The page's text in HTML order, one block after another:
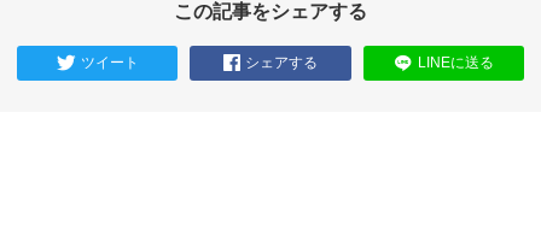
この記事をシェアする
ツイート シェアする LINEに送る